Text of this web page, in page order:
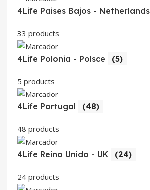
4Life Paises Bajos - Netherlands
33 products
4Life Polonia - Polsce (5)
5 products
4Life Portugal (48)
48 products
4Life Reino Unido - UK (24)
24 products